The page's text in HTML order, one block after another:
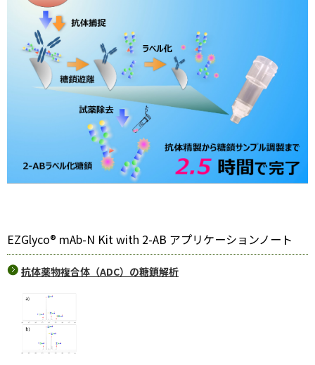
EZGlyco® mAb-N Kit with 2-AB アプリケーションノート
抗体薬物複合体（ADC）の糖鎖解析